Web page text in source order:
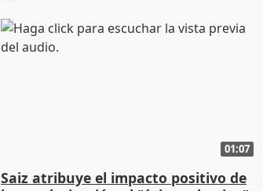
01:07
Saiz atribuye el impacto positivo de